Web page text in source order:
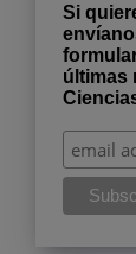
Si
últimas